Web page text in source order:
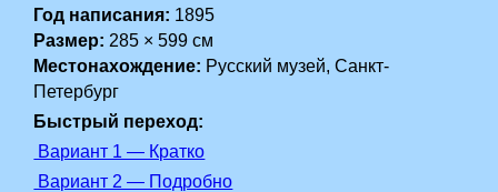
Год написания: 1895
Размер: 285 × 599 см
Местонахождение: Русский музей, Санкт-
Петербург
Быстрый переход:
Вариант 1 — Кратко
Вариант 2 — Подробно